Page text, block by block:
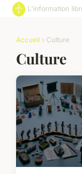
L'information
Accueil › Culture
Culture